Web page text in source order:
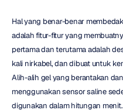
Hal yang benar-benar
adalah fitur-fitur yang
pertama dan terutama adalah
kali nirkabel, dan dibuat untuk
Alih-alih gel yang berantakan
menggunakan sensor saline
digunakan dalam hitungan